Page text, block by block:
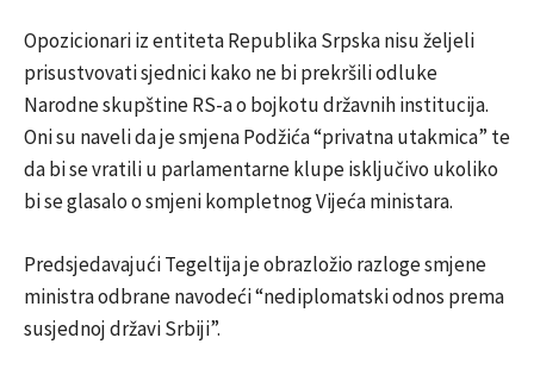
Opozicionari iz entiteta Republika Srpska nisu željeli
prisustvovati sjednici kako ne bi prekršili odluke
Narodne skupštine RS-a o bojkotu državnih institucija.
Oni su naveli da je smjena Podžića “privatna utakmica” te
da bi se vratili u parlamentarne klupe isključivo ukoliko
bi se glasalo o smjeni kompletnog Vijeća ministara.
Predsjedavajući Tegeltija je obrazložio razloge smjene
ministra odbrane navodeći “nediplomatski odnos prema
susjednoj državi Srbiji”.